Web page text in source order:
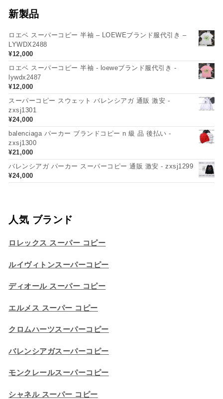
新製品
ロエベ スーパーコピー 半袖 – LOEWEブランド服代引き –
LYWDX2488
¥12,000
ロエベ スーパーコピー 半袖 - loeweブランド服代引き -
lywdx2487
¥12,000
スーパーコピー スウェット バレンシアガ 通販 激安 -
zxsj1301
¥24,000
balenciaga パーカー ブランドコピー n 級 品 後払い -
zxsj1300
¥21,000
バレンシアガ パーカー スーパーコピー 通販 激安 - zxsj1299
¥24,000
人気 ブランド
ロレックス スーパー コピー
ルイヴィトンスーパーコピー
ディオール スーパー コピー
エルメス スーパー コピー
クロムハーツスーパーコピー
バレンシアガスーパーコピー
モンクレールスーパーコピー
シャネル スーパー コピー